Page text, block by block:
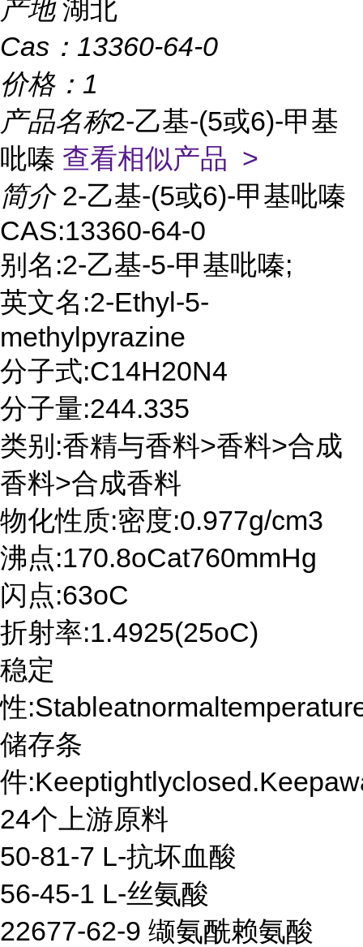
产地 湖北
Cas： 13360-64-0
价格： 1
产品名称2-乙基-(5或6)-甲基
吡嗪 查看相似产品 >
简介 2-乙基-(5或6)-甲基吡嗪
CAS:13360-64-0
别名:2-乙基-5-甲基吡嗪;
英文名:2-Ethyl-5-
methylpyrazine
分子式:C14H20N4
分子量:244.335
类别:香精与香料>香料>合成
香料>合成香料
物化性质:密度:0.977g/cm3
沸点:170.8oCat760mmHg
闪点:63oC
折射率:1.4925(25oC)
稳定
性
储存条
件
24个上游原料
50-81-7 L-抗坏血酸
56-45-1 L-丝氨酸
22677-62-9 缬氨酰赖氨酸